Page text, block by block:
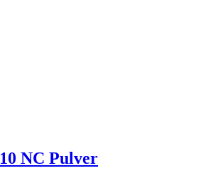
NC Pulver